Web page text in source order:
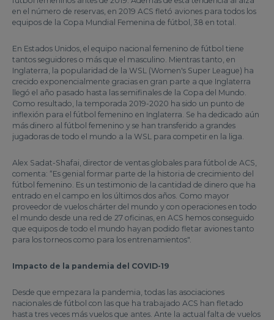
en el número de reservas, en 2019 ACS fletó aviones para todos los
equipos de la Copa Mundial Femenina de fútbol, 38 en total.
En Estados Unidos, el equipo nacional femenino de fútbol tiene
tantos seguidores o más que el masculino. Mientras tanto, en
Inglaterra, la popularidad de la WSL (Women's Super League) ha
crecido exponencialmente gracias en gran parte a que Inglaterra
llegó el año pasado hasta las semifinales de la Copa del Mundo.
Como resultado, la temporada 2019-2020 ha sido un punto de
inflexión para el fútbol femenino en Inglaterra. Se ha dedicado aún
más dinero al fútbol femenino y se han transferido a grandes
jugadoras de todo el mundo a la WSL para competir en la liga.
Alex Sadat-Shafai, director de ventas globales para fútbol de ACS,
comenta: “Es genial formar parte de la historia de crecimiento del
fútbol femenino. Es un testimonio de la cantidad de dinero que ha
entrado en el campo en los últimos dos años. Como mayor
proveedor de vuelos chárter del mundo y con operaciones en todo
el mundo desde una red de 27 oficinas, en ACS hemos conseguido
que equipos de todo el mundo hayan podido fletar aviones tanto
para los torneos como para los entrenamientos".
Impacto de la pandemia del COVID-19
Desde que empezara la pandemia, todas las asociaciones
nacionales de fútbol con las que ha trabajado ACS han fletado
hasta tres veces más vuelos que antes. Ante la actual falta de vuelos